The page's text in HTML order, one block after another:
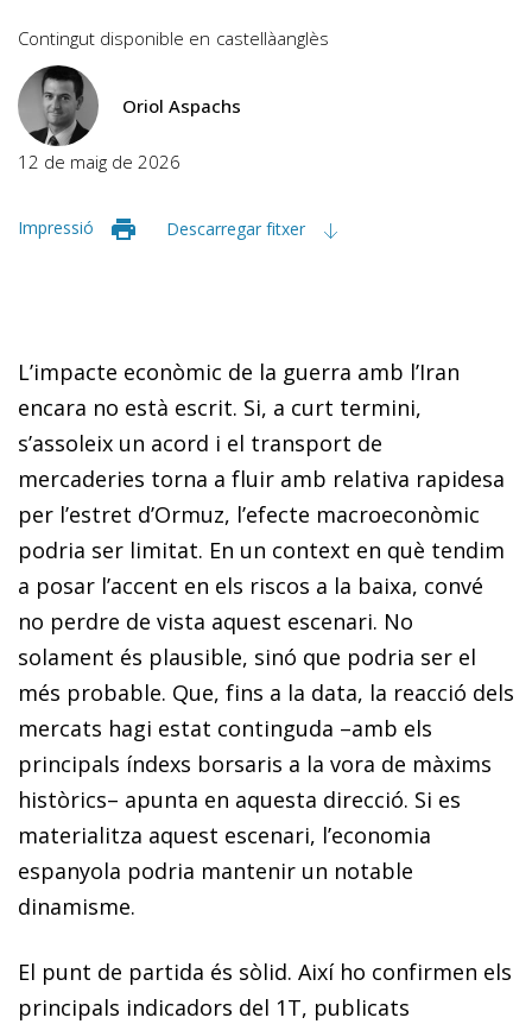
Contingut disponible en castellàanglès
Oriol Aspachs
12 de maig de 2026
Impressió Descarregar fitxer
L’impacte econòmic de la guerra amb l’Iran
encara no està escrit. Si, a curt termini,
s’assoleix un acord i el transport de
mercaderies torna a fluir amb relativa rapidesa
per l’estret d’Ormuz, l’efecte macroeconòmic
podria ser limitat. En un context en què tendim
a posar l’accent en els riscos a la baixa, convé
no perdre de vista aquest escenari. No
solament és plausible, sinó que podria ser el
més probable. Que, fins a la data, la reacció dels
mercats hagi estat continguda –amb els
principals índexs borsaris a la vora de màxims
històrics– apunta en aquesta direcció. Si es
materialitza aquest escenari, l’economia
espanyola podria mantenir un notable
dinamisme.
El punt de partida és sòlid. Així ho confirmen els
principals indicadors del 1T, publicats